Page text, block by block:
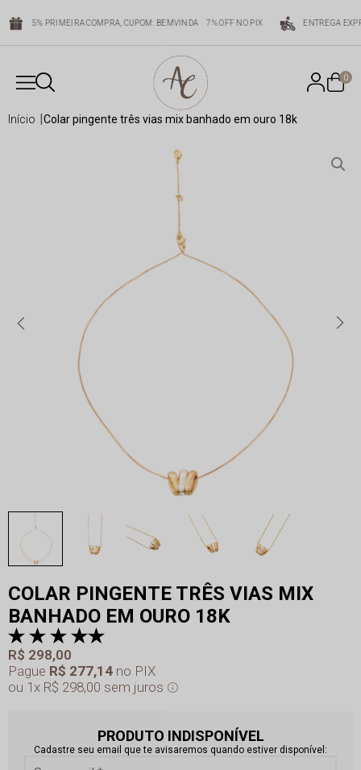
5% PRIMEIRA COMPRA, CUPOM: BEMVINDA 7% OFF NO PIX ENTREGA
0
início colar pingente três vias mix banhado em ouro 18k
COLAR PINGENTE TRÊS VIAS MIX
BANHADO EM OURO 18K
Pague R$ 277,14no PIX
R$ 298,00
1x R$ 298,00 sem juros
PRODUTO INDISPONÍVEL
Cadastre seu email que te avisaremos quando estiver disponível: